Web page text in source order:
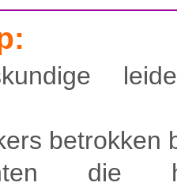
betrokken
die